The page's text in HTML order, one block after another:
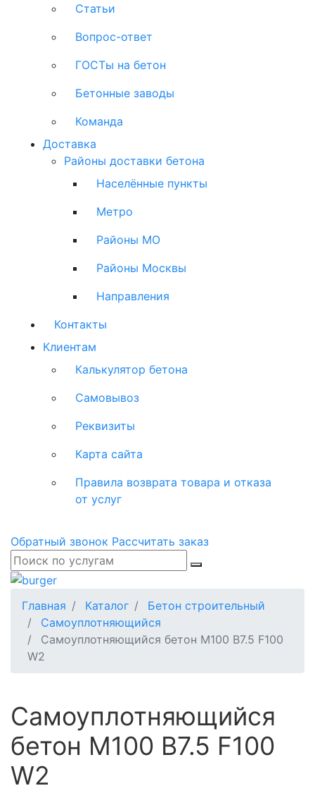
Статьи
Вопрос-ответ
ГОСТы на бетон
Бетонные заводы
Команда
Доставка
Районы доставки бетона
Населённые пункты
Метро
Районы МО
Районы Москвы
Направления
Контакты
Клиентам
Калькулятор бетона
Самовывоз
Реквизиты
Карта сайта
Правила возврата товара и отказа
от услуг
Обратный звонок Рассчитать заказ
Главная Каталог
Бетон строительный
Самоуплотняющийся
Самоуплотняющийся бетон М100 B7.5 F100
W2
Самоуплотняющийся
бетон М100 B7.5 F100
W2